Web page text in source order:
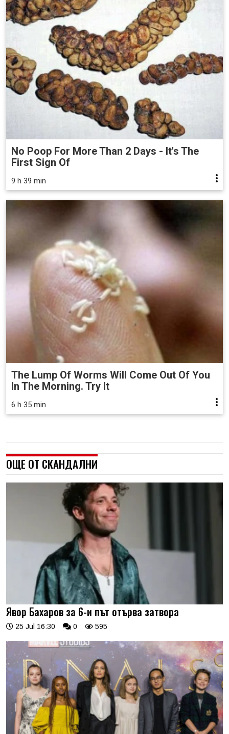
No Poop For More Than 2 Days - It's The
First Sign Of
9 h 39 min
The Lump Of Worms Will Come Out Of You
In The Morning. Try It
6 h 35 min
ОЩЕ ОТ СКАНДАЛНИ
Явор Бахаров за 6-и път отърва затвора
25 Jul 16:30 0 595